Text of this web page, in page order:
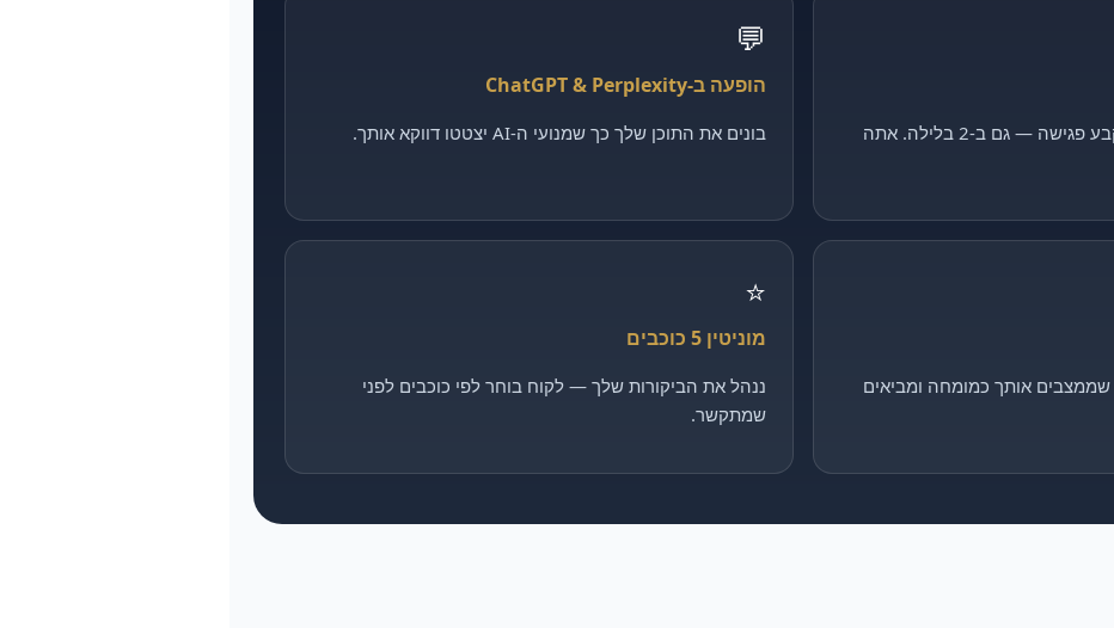
קולט כל פנייה, מסנן ומקבע פגישה — גם ב-2 בלילה. אתה
💬
הופעה ב-ChatGPT & Perplexity
בונים את התוכן שלך כך שמנועי ה-AI יצטטו דווקא אותך.
אותך כמומחה ומביאים
⭐
מוניטין 5 כוכבים
ננהל את הביקורות שלך — לקוח בוחר לפי כוכבים לפני
שמתקשר.